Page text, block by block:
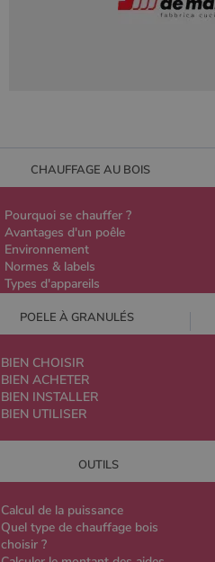
CHAUFFAGE AU BOIS
Pourquoi se chauffer ?
Avantages d'un poêle
Environnement
Normes & labels
Types d'appareils
POELE À GRANULÉS
BIEN CHOISIR
BIEN ACHETER
BIEN INSTALLER
BIEN UTILISER
OUTILS
Calcul de la puissance
Quel type de chauffage bois
choisir ?